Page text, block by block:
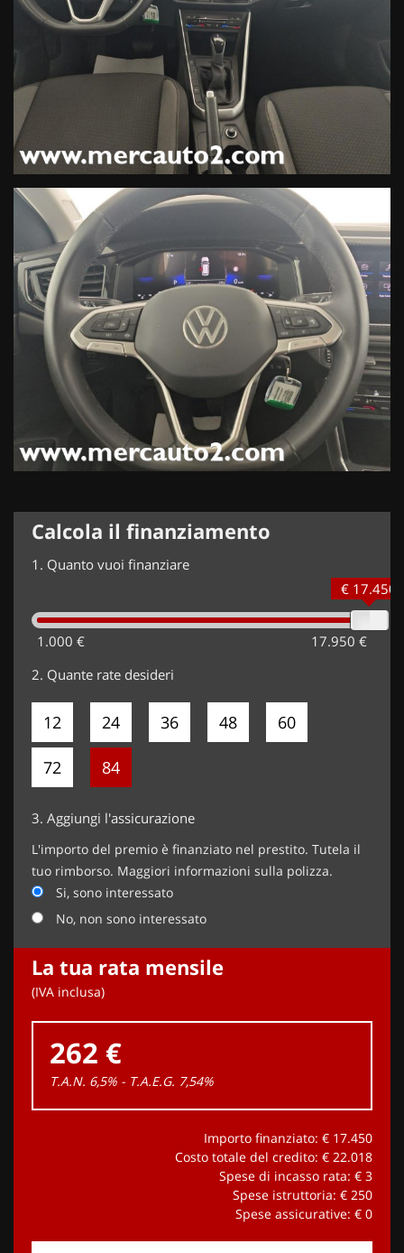
Calcola il finanziamento
1. Quanto vuoi finanziare
1.000 € 17.950 €
€ 17.450
2. Quante rate desideri
12 24 36 48 60
72 84
3. Aggiungi l'assicurazione
L'importo del premio è finanziato nel prestito. Tutela il
tuo rimborso. Maggiori informazioni sulla polizza.
Si, sono interessato
No, non sono interessato
La tua rata mensile
(IVA inclusa)
262 €
T.A.N. 6,5% - T.A.E.G. 7,54%
Importo finanziato: € 17.450
Costo totale del credito: € 22.018
Spese di incasso rata: € 3
Spese istruttoria: € 250
Spese assicurative: € 0